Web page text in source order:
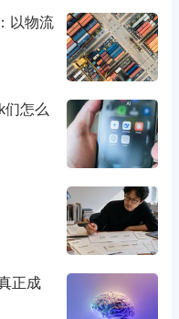
以物流
们怎么
正成